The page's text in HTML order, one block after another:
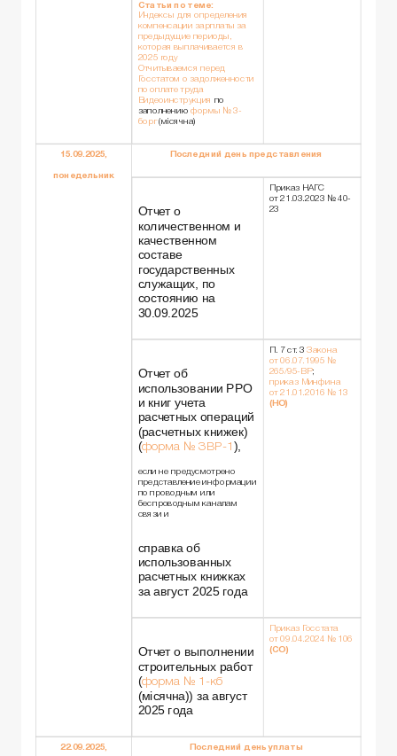
Статьи по теме:
Индексы для определения
компенсации зарплаты за
предыдущие периоды,
которая выплачивается в
2025 году
Отчитываемся перед
Госстатом о задолженности
по оплате труда
Видеоинструкция по
заполнению формы № 3-
борг(місячна)
15.09.2025,
понедельник
Последний день представления
Отчет о
количественном и
качественном
составе
государственных
служащих, по
состоянию на
30.09.2025
Приказ НАГС
от 21.03.2023 № 40-
23
Отчет об
использовании РРО
и книг учета
расчетных операций
(расчетных книжек)
(форма № ЗВР-1 ),
если не предусмотрено
представление информации
по проводным или
беспроводным каналам
связи и
справка об
использованных
расчетных книжках
за август 2025 года
П. 7 ст. 3 Закона
от 06.07.1995 №
265/95-ВР;
приказ Минфина
от 21.01.2016 № 13
(НО)
Отчет о выполнении
строительных работ
(форма № 1-кб
(місячна)) за август
2025 года
Приказ Госстата
от 09.04.2024 № 106
(СО)
22.09.2025, Последний день уплаты